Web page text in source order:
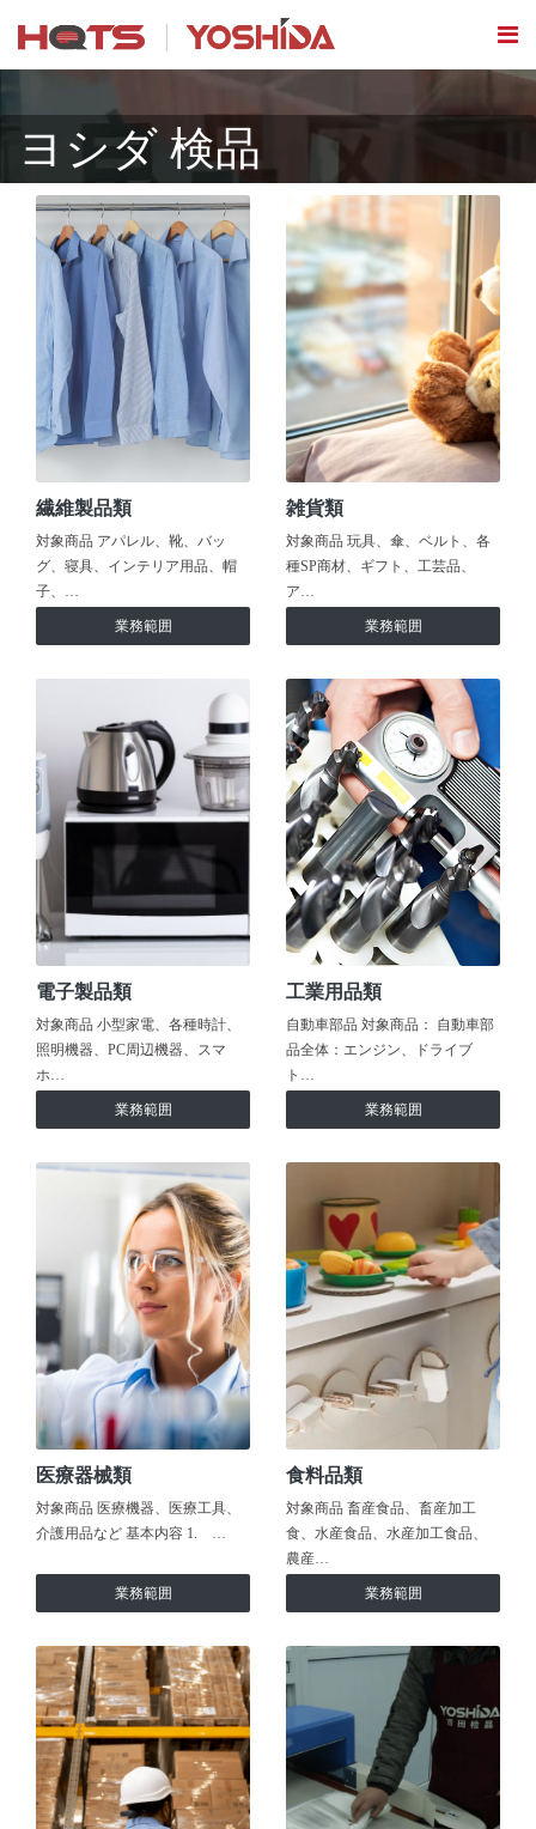
ヨシダ 検品
繊維製品類
対象商品 アパレル、靴、バッ
グ、寝具、インテリア用品、帽
子、…
業務範囲
雑貨類
対象商品 玩具、傘、ベルト、各
種SP商材、ギフト、工芸品、
ア…
業務範囲
電子製品類
対象商品 小型家電、各種時計、
照明機器、PC周辺機器、スマ
ホ…
業務範囲
工業用品類
自動車部品 対象商品： 自動車部
品全体：エンジン、ドライブ
ト…
業務範囲
医療器械類
対象商品 医療機器、医療工具、
介護用品など 基本内容 1. …
業務範囲
食料品類
対象商品 畜産食品、畜産加工
食、水産食品、水産加工食品、
農産…
業務範囲